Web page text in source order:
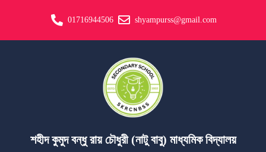
01716944506 shyampurss@gmail.com
শহীদ কুমুদ বন্ধু রায় চৌধুরী (নাটু বাবু) মাধ্যমিক বিদ্যালয়